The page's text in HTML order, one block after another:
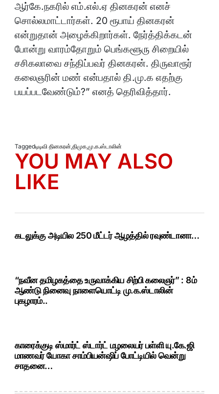
ஆர்கே.நகரில் எம்.எல்.ஏ தினகரன் எனச்
சொல்லமாட்டார்கள். 20 ரூபாய் தினகரன்
என்றுதான் அழைக்கிறார்கள். நேர்த்திக்கடன்
போன்று வாரம்தோறும் பெங்களூரு சிறையில்
சசிகலாவை சந்திப்பவர் தினகரன். திருவாரூர்
கலைஞரின் மண் என்பதால் தி.மு.க எதற்கு
பயப்படவேண்டும்?” எனத் தெரிவித்தார்.
Taggedடிடிவி தினகரன்,திமுக,மு.க.ஸ்டாலின்
YOU MAY ALSO
LIKE
கடலுக்கு அடியில 250 மீட்டர் ஆழத்தில் ரவுண்டானா…
“நவீன தமிழகத்தை உருவாக்கிய சிற்பி கலைஞர்” : 8ம்
ஆண்டு நினைவு நாளையொட்டி மு.க.ஸ்டாலின்
புகழாரம்..
காரைக்குடி ஸ்மார்ட் ஸ்டார்ட் மழலையர் பள்ளி யு.கே.ஜி
மாணவர் யோகா சாம்பியன்ஷிப் போட்டியில் வென்று
சாதனை…